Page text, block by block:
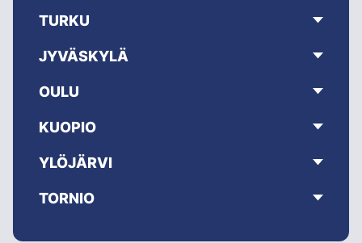
TURKU
JYVÄSKYLÄ
OULU
KUOPIO
YLÖJÄRVI
TORNIO